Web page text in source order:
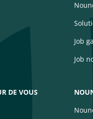
Job
Job
DE VOUS